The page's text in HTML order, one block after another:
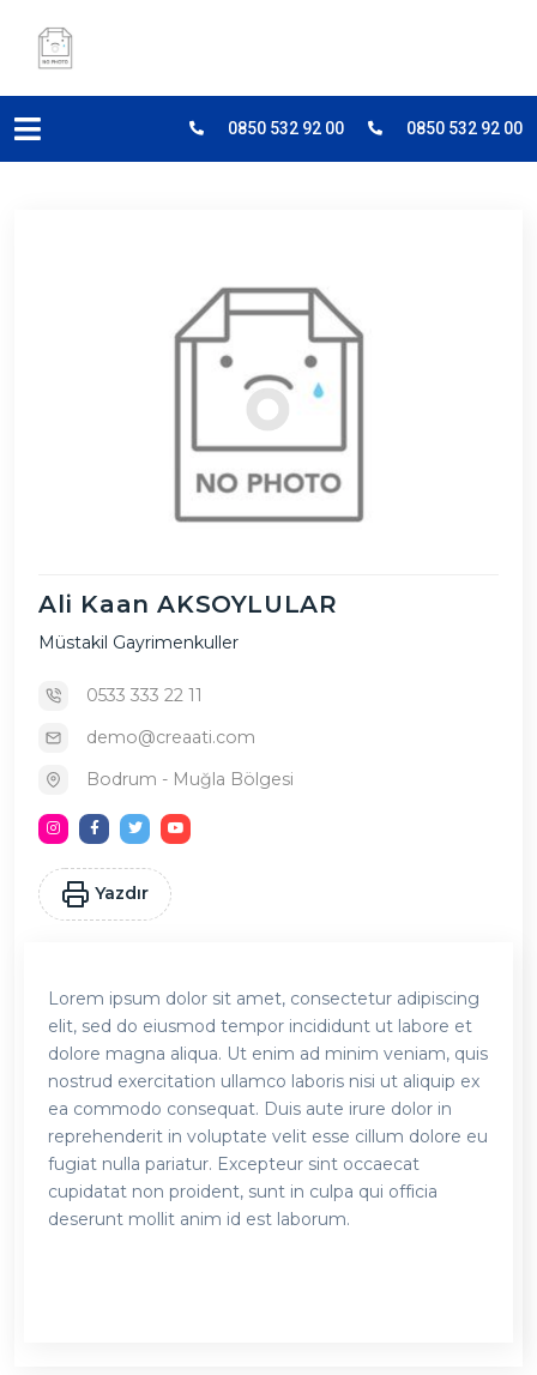
0850 532 92 00 0850 532 92 00
Ali Kaan AKSOYLULAR
Müstakil Gayrimenkuller
0533 333 22 11
demo@creaati.com
Bodrum - Muğla Bölgesi
Yazdır
Lorem ipsum dolor sit amet, consectetur adipiscing
elit, sed do eiusmod tempor incididunt ut labore et
dolore magna aliqua. Ut enim ad minim veniam, quis
nostrud exercitation ullamco laboris nisi ut aliquip ex
ea commodo consequat. Duis aute irure dolor in
reprehenderit in voluptate velit esse cillum dolore eu
fugiat nulla pariatur. Excepteur sint occaecat
cupidatat non proident, sunt in culpa qui officia
deserunt mollit anim id est laborum.